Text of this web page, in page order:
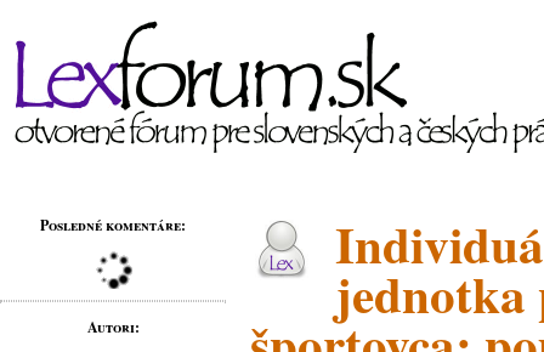
Posledné komentáre:
Autori:
jednotka